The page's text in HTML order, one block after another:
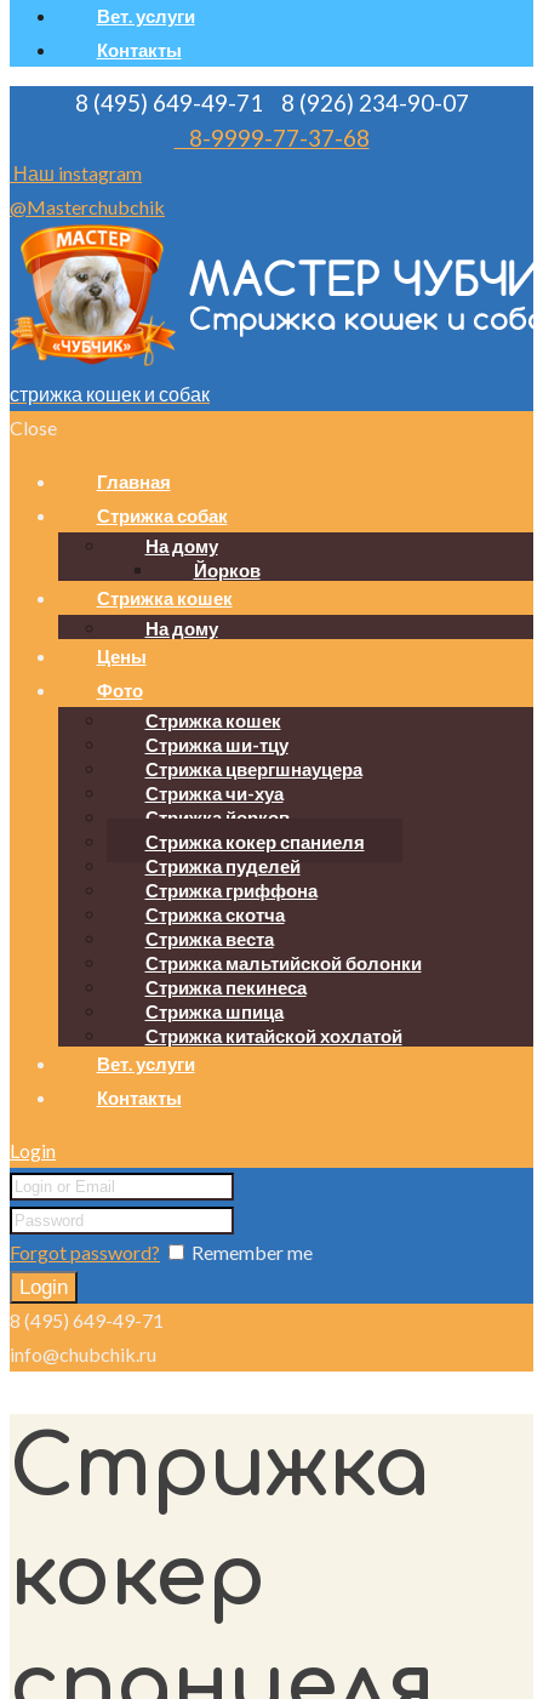
Вет. услуги
Контакты
8 (495) 649-49-71
8 (926) 234-90-07
8-9999-77-37-68
Наш instagram
@Masterchubchik
стрижка кошек и собак
Close
Главная
Стрижка собак
На дому
Йорков
Стрижка кошек
На дому
Цены
Фото
Стрижка кошек
Стрижка ши-тцу
Стрижка цвергшнауцера
Стрижка чи-хуа
Стрижка йорков
Стрижка кокер спаниеля
Стрижка пуделей
Стрижка гриффона
Стрижка скотча
Стрижка веста
Стрижка мальтийской болонки
Стрижка пекинеса
Стрижка шпица
Стрижка китайской хохлатой
Вет. услуги
Контакты
Login
Forgot password? Remember me
8 (495) 649-49-71
info@chubchik.ru
Стрижка
кокер